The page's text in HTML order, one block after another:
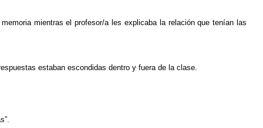
mientras el profesor/a les explicaba la relación que tenían las
estaban escondidas dentro y fuera de la clase.